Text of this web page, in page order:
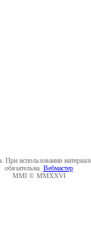
При использовании
обязательна. Вебмастер
MMI © MMXXVI